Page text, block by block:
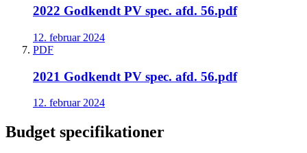
2022 Godkendt PV spec. afd. 56.pdf
12. februar 2024
PDF
2021 Godkendt PV spec. afd. 56.pdf
12. februar 2024
Budget specifikationer